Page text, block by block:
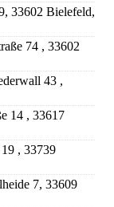
33602 Bielefeld,
74 , 33602
43 ,
14 , 33617
, 33739
7, 33609